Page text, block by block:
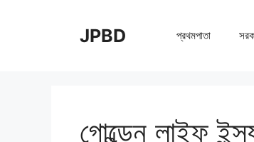
JPBD প্রথমপাতা
গোল্ডেন লাইফ